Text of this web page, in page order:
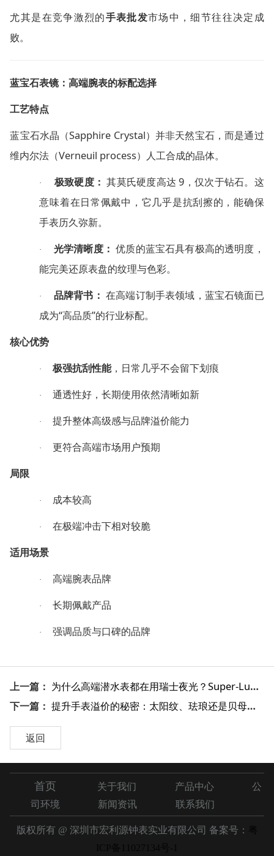
尤其是在竞争激烈的手表批发市场中，细节往往决定成
败。
蓝宝石表镜：高端腕表的标配选择
工艺特点
蓝宝石水晶（Sapphire Crystal）并非天然宝石，而是通过
维内尔法（Verneuil process）人工合成的晶体。
· 极致硬度： 其莫氏硬度高达 9 ，仅次于钻石。这
意味着在日常佩戴中，它几乎是抗刮擦的，能确保
手表历久弥新。
· 光学清晰度： 优质的蓝宝石具有极高的透明度，
能完美还原表盘的纹理与色彩。
· 品牌背书： 在高端订制手表领域，蓝宝石镜面已
成为“高品质”的行业标配。
核心优势
· 极强抗刮性能，日常几乎不会留下划痕
· 通透性好，长期使用依然清晰如新
· 提升整体高级感与品牌溢价能力
· 更符合高端市场用户预期
局限
· 成本较高
· 在极端冲击下相对较脆
适用场景
· 高端腕表品牌
· 长期佩戴产品
· 强调品质与口碑的品牌
上一篇： 为什么高端潜水表都在用瑞士夜光？Super-LumiNova 与普通夜光深度对比
下一篇：提升手表溢价的秘密：太阳纹、珐琅还是贝母？教你选出最有高级感的表盘工艺
返回
首页 关于我们 产品中心
公
司环境
新闻资讯 联系我们
版权所有 @ 深圳市宏利源钟表实业有限公司 备案号：